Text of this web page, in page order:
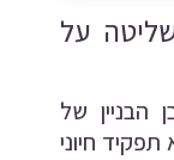
על
הבניין של
חיוני